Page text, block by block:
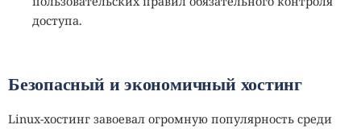
доступа.
Безопасный и экономичный хостинг
Linux-хостинг завоевал огромную популярность среди